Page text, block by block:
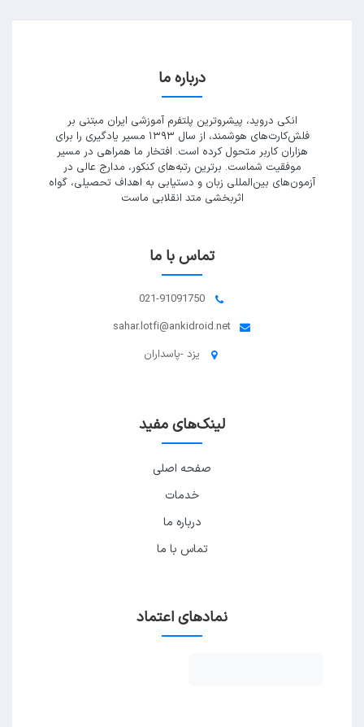
درباره ما
انکی دروید، پیشروترین پلتفرم آموزشی ایران مبتنی بر
فلش‌کارت‌های هوشمند، از سال ۱۳۹۳ مسیر یادگیری را برای
هزاران کاربر متحول کرده است. افتخار ما همراهی در مسیر
موفقیت شماست. برترین رتبه‌های کنکور، مدارج عالی در
آزمون‌های بین‌المللی زبان و دستیابی به اهداف تحصیلی، گواه
اثربخشی متد انقلابی ماست
تماس با ما
021-91091750
sahar.lotfi@ankidroid.net
یزد -پاسداران
لینک‌های مفید
صفحه اصلی
خدمات
درباره ما
تماس با ما
نمادهای اعتماد